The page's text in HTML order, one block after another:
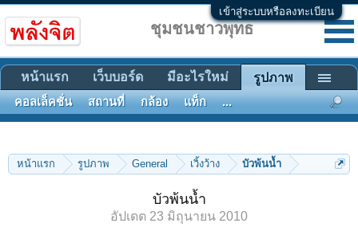
เข้าสู่ระบบหรือลงทะเบียน
หน้าแรก รูปภาพ General เวิ้งว้าง บัวพ้นน้ำ
บัวพ้นน้ำ
อัปเดต 23 มิถุนายน 2010
ชุมชนชาวพุทธ
หน้าแรก เว็บบอร์ด มีอะไรใหม่ รูปภาพ
คอลเล็คชั่น สถานที่ กล้อง แท็ก ...